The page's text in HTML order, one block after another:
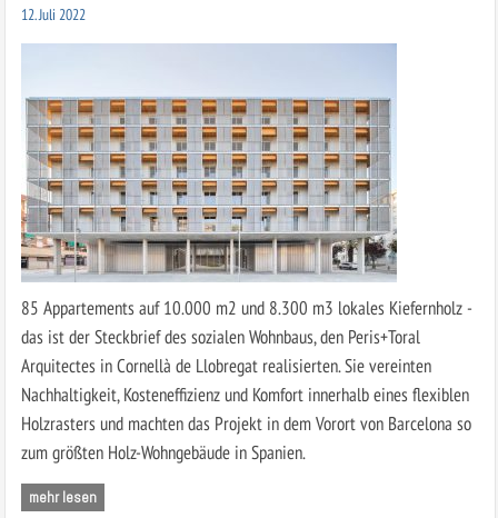
12. Juli 2022
85 Appartements auf 10.000 m2 und 8.300 m3 lokales Kiefernholz -
das ist der Steckbrief des sozialen Wohnbaus, den Peris+Toral
Arquitectes in Cornellà de Llobregat realisierten. Sie vereinten
Nachhaltigkeit, Kosten­effizienz und Komfort innerhalb eines flexiblen
Holzrasters und machten das Projekt in dem Vorort von Barcelona so
zum größten Holz-Wohngebäude in Spanien.
mehr lesen